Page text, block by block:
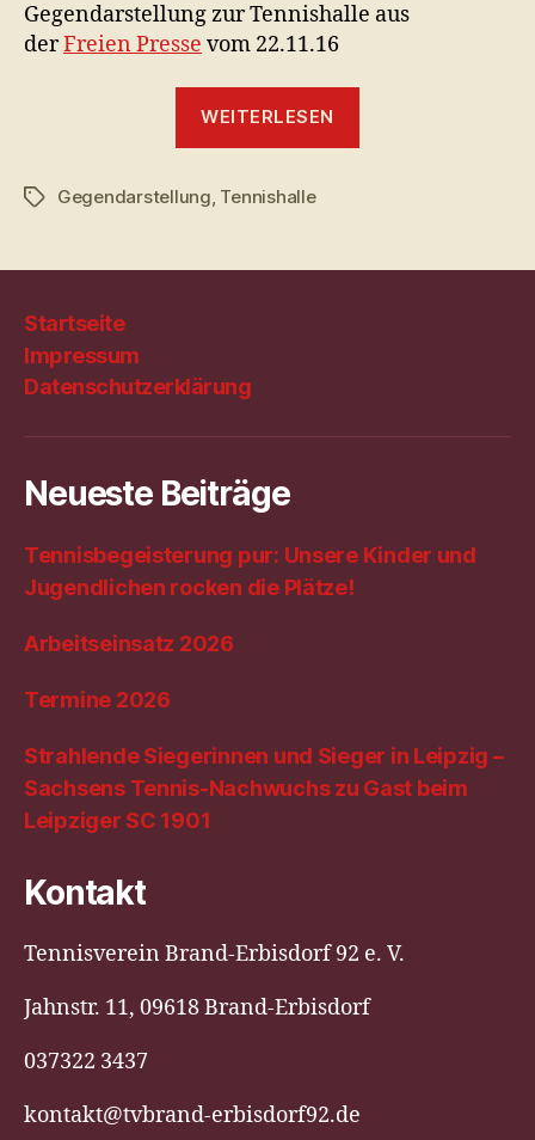
Gegendarstellung zur Tennishalle aus
derFreien Presse vom 22.11.16
WEITERLESEN
Schlagwörter
Gegendarstellung, Tennishalle
Startseite
Impressum
Datenschutzerklärung
Neueste Beiträge
Tennisbegeisterung pur: Unsere Kinder und
Jugendlichen rocken die Plätze!
Arbeitseinsatz 2026
Termine 2026
Strahlende Siegerinnen und Sieger in Leipzig –
Sachsens Tennis-Nachwuchs zu Gast beim
Leipziger SC 1901
Kontakt
Tennisverein Brand-Erbisdorf 92 e. V.
Jahnstr. 11, 09618 Brand-Erbisdorf
037322 3437
kontakt@tvbrand-erbisdorf92.de